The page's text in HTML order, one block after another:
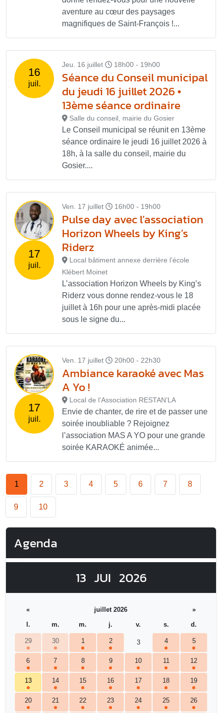
aventure au cœur des paysages
magnifiques de Saint-François !...
16
juil.
Jeu. 16 juillet 18h00 - 19h00
Séance du Conseil municipal
du jeudi 16 juillet 2026 •
13ème séance ordinaire
Salle du conseil, mairie du Gosier
Le Conseil municipal se réunit en 13ème
séance ordinaire le jeudi 16 juillet 2026 à
18h, à la salle du conseil, mairie du
Gosier....
17
juil.
Ven. 17 juillet 16h00 - 19h00
Pulse day avec l’association
Horizon Wheels by King’s
Riderz
Local bâtiment annexe derrière l’école
Klébert Moinet
L’association Horizon Wheels by King’s
Riderz vous donne rendez-vous le 18
juillet à 16h pour une après-midi placée
sous le signe du...
17
juil.
Ven. 17 juillet 20h00 - 22h30
Ambiance karaoké avec Mas
A Yo !
Local de l’Association RESTAN’LA
Envie de chanter, de rire et de passer une
soirée inoubliable ? Rejoignez
l’association MAS A YO pour une grande
soirée KARAOKÉ animée...
1 2 3 4 5 6 7 8
9 10
Agenda
13 JUI 2026
« juillet 2026
»
l.
m. m. j. v. s. d.
29 30 1 2 3 4 5
6 7 8 9 10 11 12
13 14 15 16 17 18 19
20 21 22 23 24 25 26